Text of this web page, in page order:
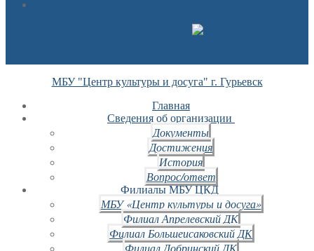
МБУ "Центр культуры и досуга" г. Гурьевск
Главная
Сведения об организации
Документы
Достижения
История
Вопрос/ответ
Филиалы МБУ ЦКД
МБУ «Центр культуры и досуга»
Филиал Апрелевский ДК
Филиал Большеисаковский ДК